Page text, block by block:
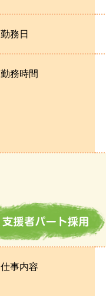
勤務日
勤務時間
仕事内容